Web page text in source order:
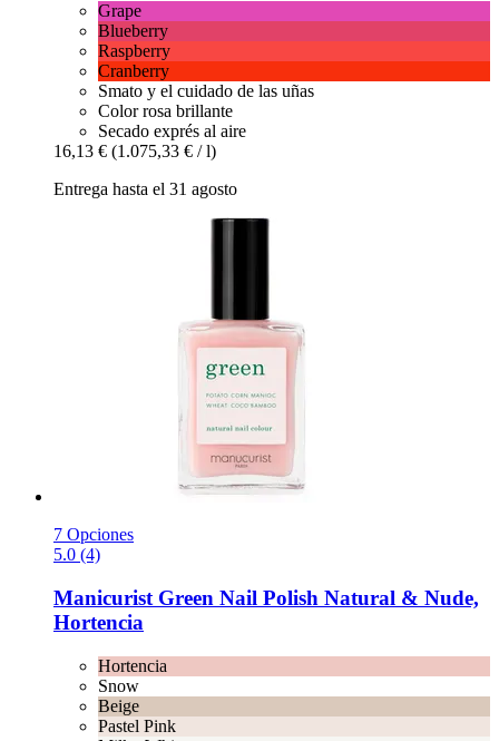
Grape
Blueberry
Raspberry
Cranberry
Smato y el cuidado de las uñas
Color rosa brillante
Secado exprés al aire
16,13 € (1.075,33 € / l)
Entrega hasta el 31 agosto
7 Opciones
5.0 (4)
Manicurist Green Nail Polish Natural & Nude,
Hortencia
Hortencia
Snow
Beige
Pastel Pink